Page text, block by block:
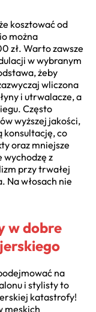
kosztować od
można
zł. Warto zawsze
w wybranym
żeby
wliczona
i utrwalacze, a
Często
wyższej jakości,
konsultację, co
oraz mniejsze
wychodzę z
przy trwałej
Na włosach nie
w dobre
na
i stylisty to
katastrofy!
męskich